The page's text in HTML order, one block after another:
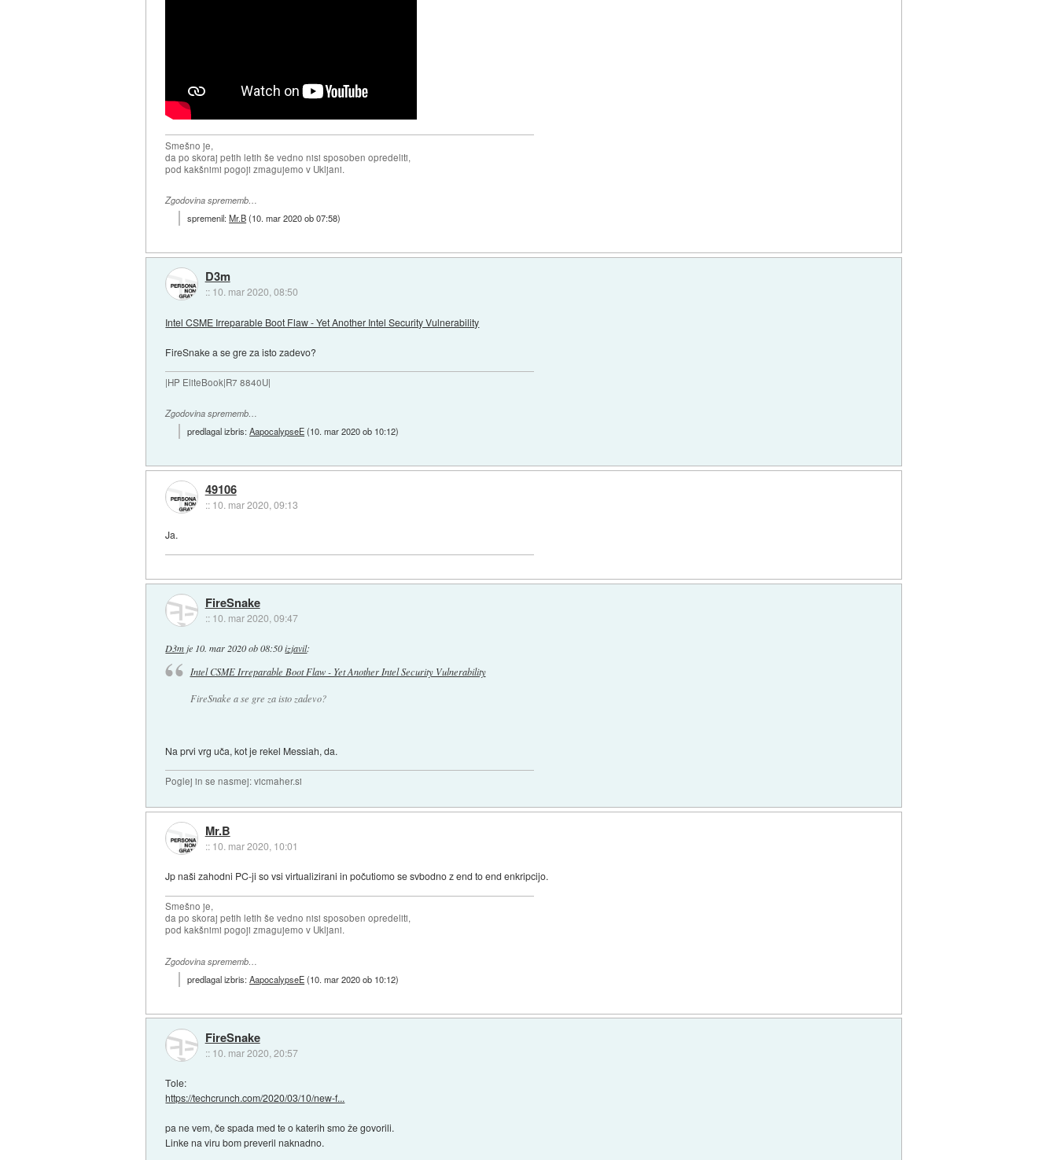
Smešno je,
da po skoraj petih letih še vedno nisi sposoben opredeliti,
pod kakšnimi pogoji zmagujemo v Ukljani.
Zgodovina sprememb…
spremenil:Mr.B(10. mar 2020 ob 07:58)
D3m
:: 10. mar 2020, 08:50
Intel CSME Irreparable Boot Flaw - Yet Another Intel Security Vulnerability
FireSnake a se gre za isto zadevo?
|HP EliteBook|R7 8840U|
Zgodovina sprememb…
predlagal izbris:AapocalypseE(10. mar 2020 ob 10:12)
49106
:: 10. mar 2020, 09:13
Ja.
FireSnake
:: 10. mar 2020, 09:47
D3m je 10. mar 2020 ob 08:50 izjavil:
Intel CSME Irreparable Boot Flaw - Yet Another Intel Security Vulnerability
FireSnake a se gre za isto zadevo?
Na prvi vrg uča, kot je rekel Messiah, da.
Poglej in se nasmej: vicmaher.si
Mr.B
:: 10. mar 2020, 10:01
Jp naši zahodni PC-ji so vsi virtualizirani in počutiomo se svbodno z end to end enkripcijo.
Smešno je,
da po skoraj petih letih še vedno nisi sposoben opredeliti,
pod kakšnimi pogoji zmagujemo v Ukljani.
Zgodovina sprememb…
predlagal izbris:AapocalypseE(10. mar 2020 ob 10:12)
FireSnake
:: 10. mar 2020, 20:57
Tole:
https://techcrunch.com/2020/03/10/new-f...
pa ne vem, če spada med te o katerih smo že govorili.
Linke na viru bom preveril naknadno.